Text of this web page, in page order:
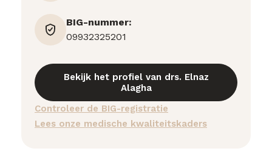
BIG-nummer:
09932325201
Bekijk het profiel van drs. Elnaz
Alagha
Controleer de BIG-registratie
Lees onze medische kwaliteitskaders